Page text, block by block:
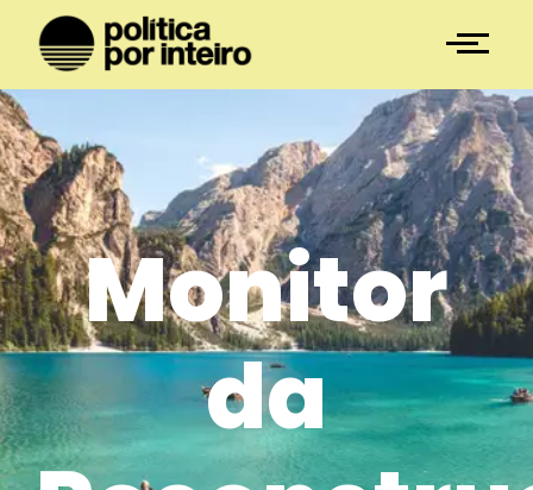
Monitor
da